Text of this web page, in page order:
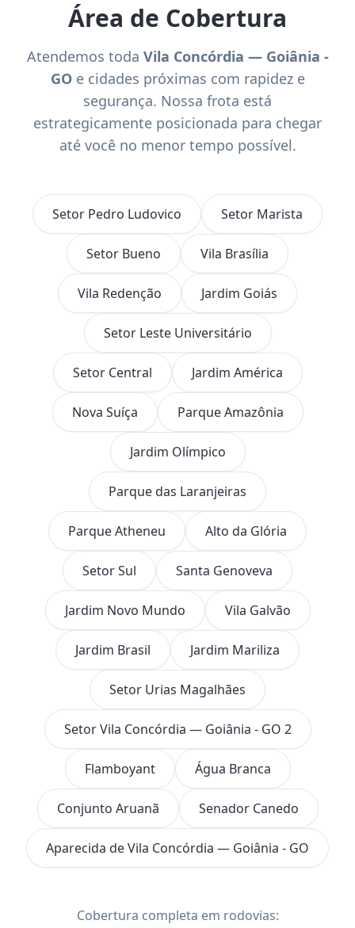
Área de Cobertura
Atendemos toda Vila Concórdia — Goiânia -
GOe cidades próximas com rapidez e
segurança. Nossa frota está
estrategicamente posicionada para chegar
até você no menor tempo possível.
Setor Pedro Ludovico Setor Marista
Setor Bueno Vila Brasília
Vila Redenção Jardim Goiás
Setor Leste Universitário
Setor Central Jardim América
Nova Suíça Parque Amazônia
Jardim Olímpico
Parque das Laranjeiras
Parque Atheneu Alto da Glória
Setor Sul Santa Genoveva
Jardim Novo Mundo Vila Galvão
Jardim Brasil Jardim Mariliza
Setor Urias Magalhães
Setor Vila Concórdia — Goiânia - GO 2
Flamboyant Água Branca
Conjunto Aruanã Senador Canedo
Aparecida de Vila Concórdia — Goiânia - GO
Cobertura completa em rodovias: